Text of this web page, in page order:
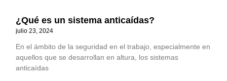
¿Qué es un sistema anticaídas?
julio 23, 2024
En el ámbito de la seguridad en el trabajo, especialmente en
aquellos que se desarrollan en altura, los sistemas
anticaídas